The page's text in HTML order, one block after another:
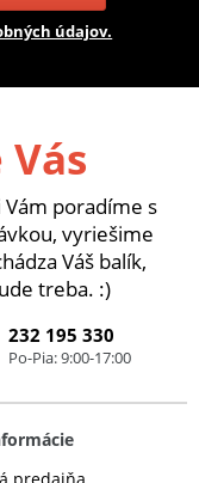
údajov.
poradíme s
vyriešime
Váš balík,
treba. :)
232 195 330
Po-Pia: 9:00-17:00